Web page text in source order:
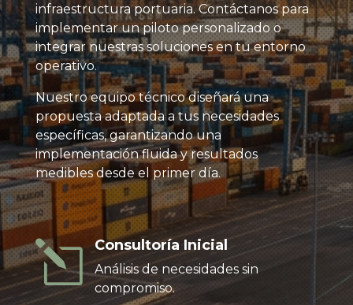
infraestructura portuaria. Contáctanos para
implementar un piloto personalizado o
integrar nuestras soluciones en tu entorno
operativo.
Nuestro equipo técnico diseñará una
propuesta adaptada a tus necesidades
específicas, garantizando una
implementación fluida y resultados
medibles desde el primer día.
l Consultoría Inicial
Análisis de necesidades sin
compromiso.